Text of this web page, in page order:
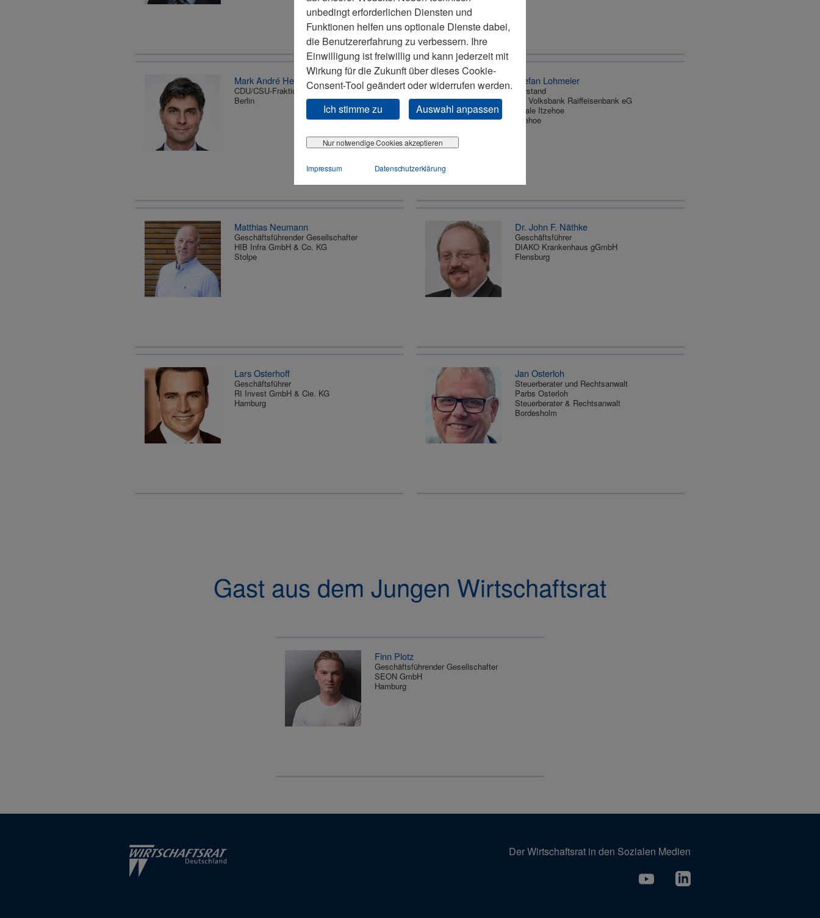
unbedingt erforderlichen Diensten und
Funktionen helfen uns optionale Dienste dabei,
die Benutzererfahrung zu verbessern. Ihre
Einwilligung ist freiwillig und kann jederzeit mit
Wirkung für die Zukunft über dieses Cookie-
Consent-Tool geändert oder widerrufen werden.
Ich stimme zu
Auswahl anpassen
Nur notwendige Cookies akzeptieren
Impressum Datenschutzerklärung
Mark André Helfrich
CDU/CSU-Fraktion im Deutschen Bundestag
Berlin
Stefan Lohmeier
Vorstand
VR Volksbank Raiffeisenbank eG
Filiale Itzehoe
Itzehoe
Matthias Neumann
Geschäftsführender Gesellschafter
HIB Infra GmbH & Co. KG
Stolpe
Dr. John F. Näthke
Geschäftsführer
DIAKO Krankenhaus gGmbH
Flensburg
Lars Osterhoff
Geschäftsführer
RI Invest GmbH & Cie. KG
Hamburg
Jan Osterloh
Steuerberater und Rechtsanwalt
Parbs Osterloh
Steuerberater & Rechtsanwalt
Bordesholm
Gast aus dem Jungen Wirtschaftsrat
Finn Plotz
Geschäftsführender Gesellschafter
SEON GmbH
Hamburg
Der Wirtschaftsrat in den Sozialen Medien